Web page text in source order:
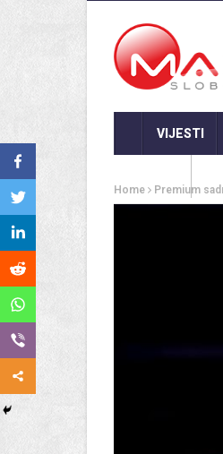
VIJESTI
Home Premium